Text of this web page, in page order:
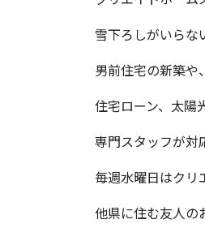
雪下ろしがいらな
男前住宅の新築や
住宅ローン、太陽
専門スタッフが対
毎週水曜日はクリ
他県に住む友人の